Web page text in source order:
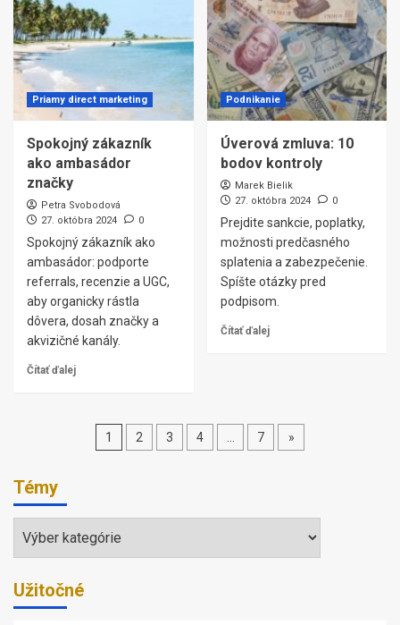
Priamy direct marketing
Spokojný zákazník
ako ambasádor
značky
Petra Svobodová
27. októbra 2024
0
Spokojný zákazník ako
ambasádor: podporte
referrals, recenzie a UGC,
aby organicky rástla
dôvera, dosah značky a
akvizičné kanály.
Čítať ďalej
Podnikanie
Úverová zmluva: 10
bodov kontroly
Marek Bielik
27. októbra 2024
0
Prejdite sankcie, poplatky,
možnosti predčasného
splatenia a zabezpečenie.
Spíšte otázky pred
podpisom.
Čítať ďalej
Stránkovanie
1 2 3 4 7 »
Témy
Témy
Užitočné